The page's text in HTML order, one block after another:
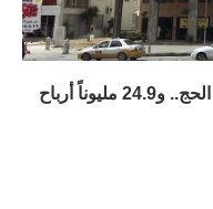
448 مليون دينار موجودات صندوق الحج.. و24.9 مليوناً أرباح